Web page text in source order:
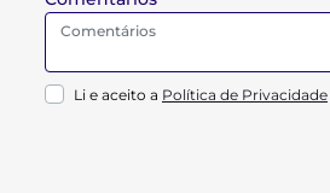
Li e aceito a Política de Privacidade